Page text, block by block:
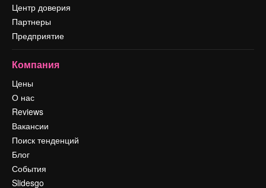
Центр доверия
Партнеры
Предприятие
Компания
Цены
О нас
Reviews
Вакансии
Поиск тенденций
Блог
События
Slidesgo